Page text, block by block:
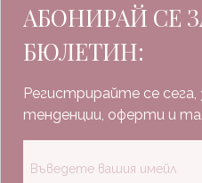
АБОНИРАЙ СЕ
БЮЛЕТИН:
Регистрирайте се сега,
тенденции, оферти и